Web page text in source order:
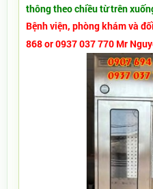
thông theo chiều từ trên
Bệnh viện, phòng khám và
868 or 0937 037 770 Mr